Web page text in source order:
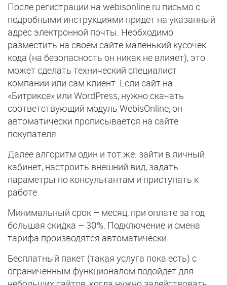
После регистрации на webisonline.ru письмо с
подробными инструкциями придет на указанный
адрес электронной почты. Необходимо
разместить на своем сайте маленький кусочек
кода (на безопасность он никак не влияет), это
может сделать технический специалист
компании или сам клиент. Если сайт на
«Битриксе» или WordPress, нужно скачать
соответствующий модуль WebisOnline, он
автоматически прописывается на сайте
покупателя.
Далее алгоритм один и тот же: зайти в личный
кабинет, настроить внешний вид, задать
параметры по консультантам и приступать к
работе.
Минимальный срок – месяц, при оплате за год
большая скидка – 30%. Подключение и смена
тарифа производятся автоматически.
Бесплатный пакет (такая услуга пока есть) с
ограниченным функционалом подойдет для